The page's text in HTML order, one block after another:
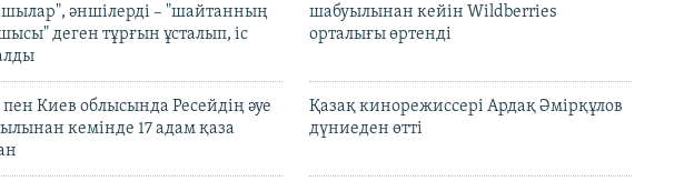
әншілерді – "шайтанның
деген тұрғын ұсталып, іс
шабуылынан кейін Wildberries
орталығы өртенді
Киев облысында Ресейдің әуе
кемінде 17 адам қаза
Қазақ кинорежиссері Ардақ Әмірқұлов
дүниеден өтті